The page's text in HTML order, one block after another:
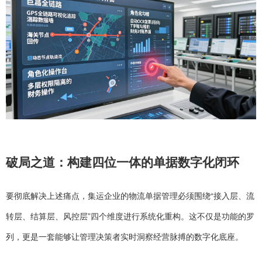
破局之道：构建四位一体的单据数字化闭环
要彻底解决上述痛点，集运企业的物流单据管理必须围绕“接入层、流
转层、结算层、风控层”四个维度进行系统化重构。这不仅是功能的罗
列，更是一套能够让管理决策者实时洞察经营脉搏的数字化底座。